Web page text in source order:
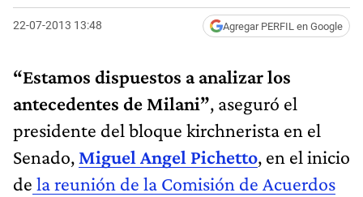
22-07-2013 13:48 Agregar PERFIL en Google
“Estamos dispuestos a analizar los
antecedentes de Milani”, aseguró el
presidente del bloque kirchnerista en el
Senado, Miguel Angel Pichetto, en el inicio
de la reunión de la Comisión de Acuerdos